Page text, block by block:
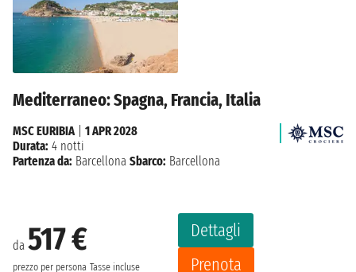
Mediterraneo: Spagna, Francia, Italia
da 517 €
prezzo per persona Tasse incluse
Dettagli
Prenota
MSC EURIBIA
1 APR 2028
Durata: 4 notti
Partenza da: Barcellona Sbarco: Barcellona